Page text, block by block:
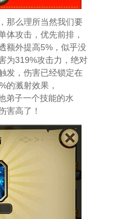
那么理所当然我们要
体攻击，优先前排，
额外提高5%，似乎没
为319%攻击力，绝对
发，伤害已经锁定在
的溅射效果，
弟子一个技能的水
害高了！